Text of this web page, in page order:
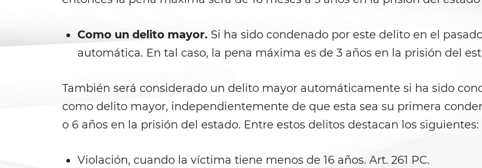
Como un delito mayor. Si ha sido condenado por este delito en el
automática. En tal caso, la pena máxima es de 3 años en la prisión del
También será considerado un delito mayor automáticamente si ha sido
como delito mayor, independientemente de que esta sea su primera
o 6 años en la prisión del estado. Entre estos delitos destacan los siguientes:
Violación, cuando la víctima tiene menos de 16 años. Art. 261 PC.